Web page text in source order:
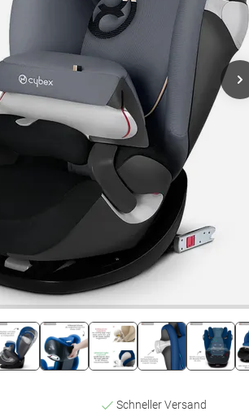
Schneller Versand